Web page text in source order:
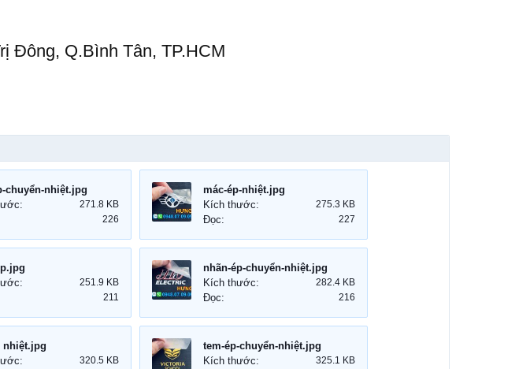
Đông, Q.Bình Tân, TP.HCM
chuyển-nhiệt.jpg
271.8 KB
226
mác-ép-nhiệt.jpg
Kích thước:
275.3 KB
Đọc: 227
251.9 KB
211
nhãn-ép-chuyển-nhiệt.jpg
Kích thước:
282.4 KB
Đọc: 216
nhiệt.jpg
320.5 KB
tem-ép-chuyển-nhiệt.jpg
Kích thước:
325.1 KB